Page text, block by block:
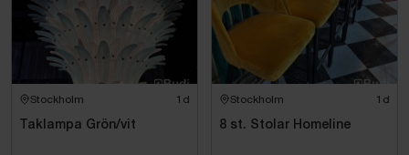
Stockholm 1d
Taklampa Grön/vit
Stockholm 1d
8 st. Stolar Homeline